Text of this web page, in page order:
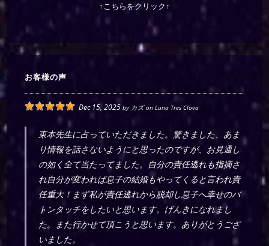
↑こちらをクリック↑
お客様の声
Dec 15, 2025 by カズonLuna Tres Clova
東本先生に占っていただきました。驚きました、あま
り情報を話さないようにと思ったのですが、お見通し
の如く全て当たってました。自分の責任逃れも指摘さ
れ自分が変われば息子の結婚もやってくると言われ責
任重大！まず私が責任逃れから脱却し息子へ幸せのバ
トンタッチをしたいと思います。げんきになれまし
た。また行かせて頂こうと思います。ありがとうござ
いました。